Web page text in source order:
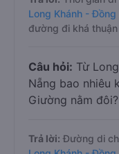
Long Khánh - Đồng
đường đi khá
Câu hỏi: Từ
Nẵng bao nhiêu
Giường nằm đôi?
Trả lời: Đường di